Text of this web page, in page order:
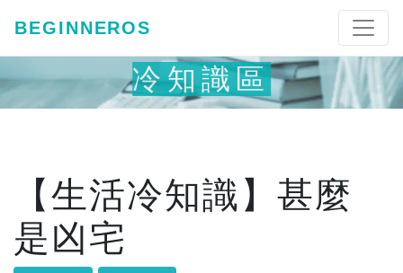
BEGINNEROS
冷知識區
【生活冷知識】甚麼
是凶宅